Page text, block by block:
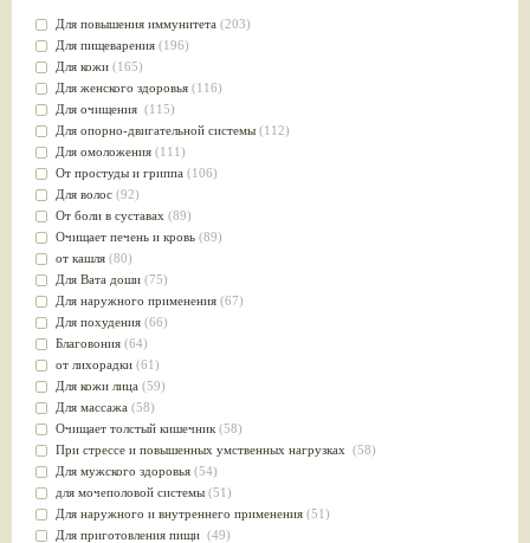
Для повышения иммунитета (203)
Для пищеварения (196)
Для кожи (165)
Для женского здоровья (116)
Для очищения (115)
Для опорно-двигательной системы (112)
Для омоложения (111)
От простуды и гриппа (106)
Для волос (92)
От боли в суставах (89)
Очищает печень и кровь (89)
от кашля (80)
Для Вата доши (75)
Для наружного применения (67)
Для похудения (66)
Благовония (64)
от лихорадки (61)
Для кожи лица (59)
Для массажа (58)
Очищает толстый кишечник (58)
При стрессе и повышенных умственных нагрузках (58)
Для мужского здоровья (54)
для мочеполовой системы (51)
Для наружного и внутреннего применения (51)
Для приготовления пищи (49)